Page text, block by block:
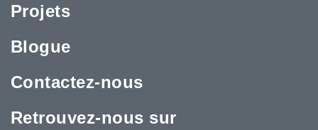
Projets
Blogue
Contactez-nous
Retrouvez-nous sur